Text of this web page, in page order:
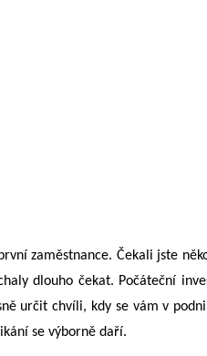
zaměstnance. Čekali jste
dlouho čekat. Počáteční
určit chvíli, kdy se vám v
se výborně daří.